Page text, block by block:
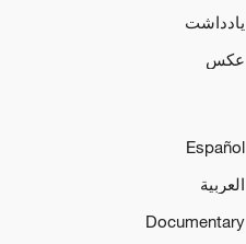
یادداشت
عکس
Español
العربية
Documentary